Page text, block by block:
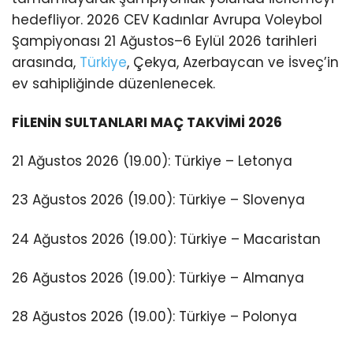
hedefliyor. 2026 CEV Kadınlar Avrupa Voleybol
Şampiyonası 21 Ağustos–6 Eylül 2026 tarihleri
arasında, Türkiye, Çekya, Azerbaycan ve İsveç’in
ev sahipliğinde düzenlenecek.
FİLENİN SULTANLARI MAÇ TAKVİMİ 2026
21 Ağustos 2026 (19.00): Türkiye – Letonya
23 Ağustos 2026 (19.00): Türkiye – Slovenya
24 Ağustos 2026 (19.00): Türkiye – Macaristan
26 Ağustos 2026 (19.00): Türkiye – Almanya
28 Ağustos 2026 (19.00): Türkiye – Polonya